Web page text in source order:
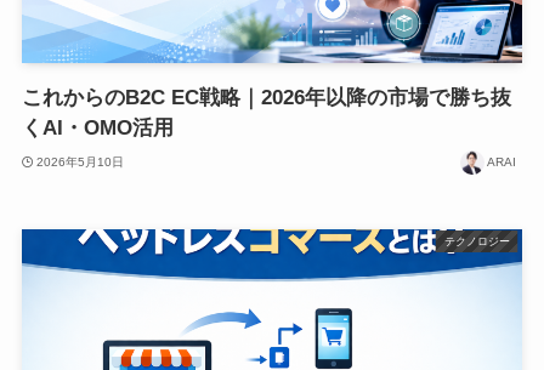
これからのB2C EC戦略｜2026年以降の市場で勝ち抜
くAI・OMO活用
2026年5月10日 ARAI
テクノロジー